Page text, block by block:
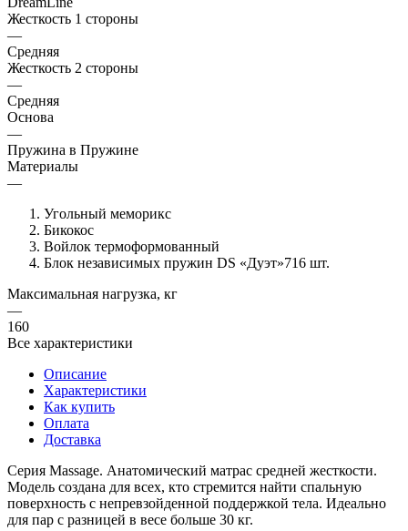
Жесткость 1 стороны
—
Средняя
Жесткость 2 стороны
—
Средняя
Основа
—
Пружина в Пружине
Материалы
—
Угольный меморикс
Бикокос
Войлок термоформованный
Блок независимых пружин DS «Дуэт»716 шт.
Максимальная нагрузка, кг
—
160
Все характеристики
Описание
Характеристики
Как купить
Оплата
Доставка
Серия Massage. Анатомический матрас средней жесткости.
Модель создана для всех, кто стремится найти спальную
поверхность с непревзойденной поддержкой тела. Идеально
для пар с разницей в весе больше 30 кг.